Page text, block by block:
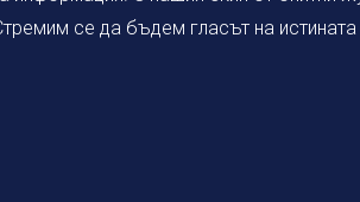
се да бъдем гласът на